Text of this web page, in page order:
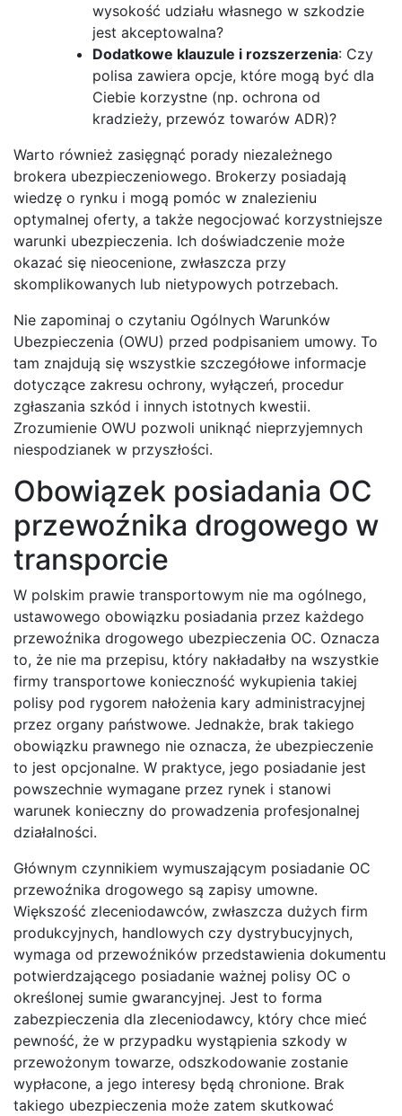
wysokość udziału własnego w szkodzie
jest akceptowalna?
Dodatkowe klauzule i rozszerzenia: Czy
polisa zawiera opcje, które mogą być dla
Ciebie korzystne (np. ochrona od
kradzieży, przewóz towarów ADR)?
Warto również zasięgnąć porady niezależnego
brokera ubezpieczeniowego. Brokerzy posiadają
wiedzę o rynku i mogą pomóc w znalezieniu
optymalnej oferty, a także negocjować korzystniejsze
warunki ubezpieczenia. Ich doświadczenie może
okazać się nieocenione, zwłaszcza przy
skomplikowanych lub nietypowych potrzebach.
Nie zapominaj o czytaniu Ogólnych Warunków
Ubezpieczenia (OWU) przed podpisaniem umowy. To
tam znajdują się wszystkie szczegółowe informacje
dotyczące zakresu ochrony, wyłączeń, procedur
zgłaszania szkód i innych istotnych kwestii.
Zrozumienie OWU pozwoli uniknąć nieprzyjemnych
niespodzianek w przyszłości.
Obowiązek posiadania OC
przewoźnika drogowego w
transporcie
W polskim prawie transportowym nie ma ogólnego,
ustawowego obowiązku posiadania przez każdego
przewoźnika drogowego ubezpieczenia OC. Oznacza
to, że nie ma przepisu, który nakładałby na wszystkie
firmy transportowe konieczność wykupienia takiej
polisy pod rygorem nałożenia kary administracyjnej
przez organy państwowe. Jednakże, brak takiego
obowiązku prawnego nie oznacza, że ubezpieczenie
to jest opcjonalne. W praktyce, jego posiadanie jest
powszechnie wymagane przez rynek i stanowi
warunek konieczny do prowadzenia profesjonalnej
działalności.
Głównym czynnikiem wymuszającym posiadanie OC
przewoźnika drogowego są zapisy umowne.
Większość zleceniodawców, zwłaszcza dużych firm
produkcyjnych, handlowych czy dystrybucyjnych,
wymaga od przewoźników przedstawienia dokumentu
potwierdzającego posiadanie ważnej polisy OC o
określonej sumie gwarancyjnej. Jest to forma
zabezpieczenia dla zleceniodawcy, który chce mieć
pewność, że w przypadku wystąpienia szkody w
przewożonym towarze, odszkodowanie zostanie
wypłacone, a jego interesy będą chronione. Brak
takiego ubezpieczenia może zatem skutkować